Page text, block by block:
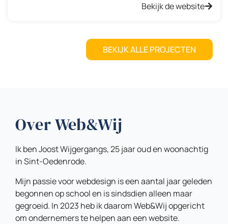
Bekijk de website
BEKIJK ALLE PROJECTEN
Over Web&Wij
Ik ben Joost Wijgergangs, 25 jaar oud en woonachtig
in Sint-Oedenrode.
Mijn passie voor webdesign is een aantal jaar geleden
begonnen op school en is sindsdien alleen maar
gegroeid. In 2023 heb ik daarom Web&Wij opgericht
om ondernemers te helpen aan een website.